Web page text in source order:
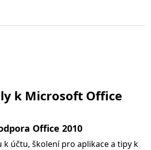
k Microsoft Office
Office 2010
k účtu, školení pro aplikace a tipy k